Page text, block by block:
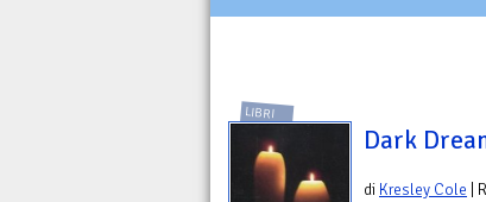
LIBRI
Dark
di Kresley Cole |